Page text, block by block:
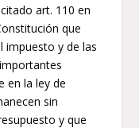
art. 110 en
que
impuesto y de las
en la ley de
sin
y que